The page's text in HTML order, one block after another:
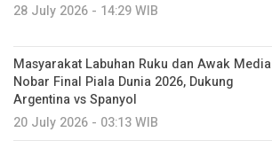
28 July 2026 - 14:29 WIB
Masyarakat Labuhan Ruku dan Awak Media
Nobar Final Piala Dunia 2026, Dukung
Argentina vs Spanyol
20 July 2026 - 03:13 WIB